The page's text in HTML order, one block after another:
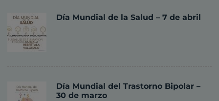
Día Mundial de la Salud – 7 de abril
Día Mundial del Trastorno Bipolar –
30 de marzo